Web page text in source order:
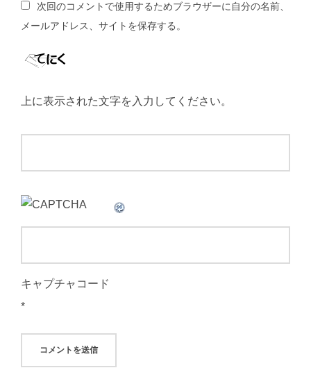
次回のコメントで使用するためブラウザーに自分の名前、
メールアドレス、サイトを保存する。
上に表示された文字を入力してください。
キャプチャコード
*